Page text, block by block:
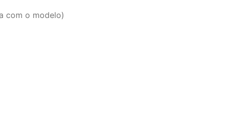
com o modelo)